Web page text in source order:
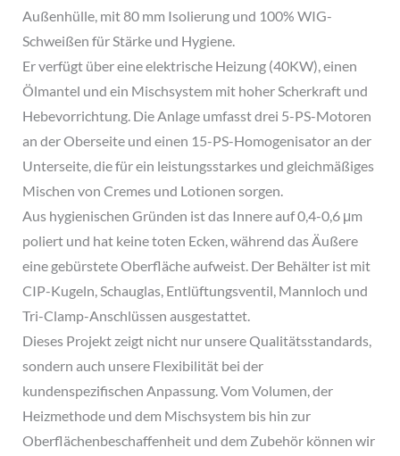
Außenhülle, mit 80 mm Isolierung und 100% WIG-
Schweißen für Stärke und Hygiene.
Er verfügt über eine elektrische Heizung (40KW), einen
Ölmantel und ein Mischsystem mit hoher Scherkraft und
Hebevorrichtung. Die Anlage umfasst drei 5-PS-Motoren
an der Oberseite und einen 15-PS-Homogenisator an der
Unterseite, die für ein leistungsstarkes und gleichmäßiges
Mischen von Cremes und Lotionen sorgen.
Aus hygienischen Gründen ist das Innere auf 0,4-0,6 μm
poliert und hat keine toten Ecken, während das Äußere
eine gebürstete Oberfläche aufweist. Der Behälter ist mit
CIP-Kugeln, Schauglas, Entlüftungsventil, Mannloch und
Tri-Clamp-Anschlüssen ausgestattet.
Dieses Projekt zeigt nicht nur unsere Qualitätsstandards,
sondern auch unsere Flexibilität bei der
kundenspezifischen Anpassung. Vom Volumen, der
Heizmethode und dem Mischsystem bis hin zur
Oberflächenbeschaffenheit und dem Zubehör können wir